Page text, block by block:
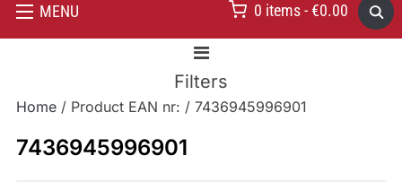
MENU 0 items - €0.00
Filters
Home/ Product EAN nr: / 7436945996901
7436945996901